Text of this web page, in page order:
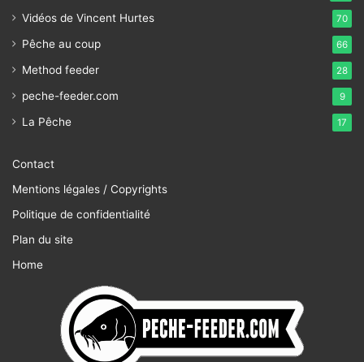
Vidéos de Vincent Hurtes 70
Pêche au coup 66
Method feeder 28
peche-feeder.com 9
La Pêche 17
Contact
Mentions légales / Copyrights
Politique de confidentialité
Plan du site
Home